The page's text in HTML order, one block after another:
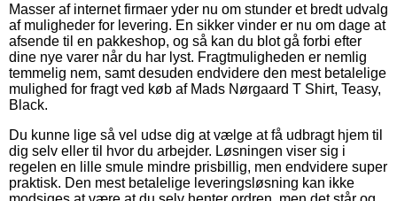
Masser af internet firmaer yder nu om stunder et bredt udvalg
af muligheder for levering. En sikker vinder er nu om dage at
afsende til en pakkeshop, og så kan du blot gå forbi efter
dine nye varer når du har lyst. Fragtmuligheden er nemlig
temmelig nem, samt desuden endvidere den mest betalelige
mulighed for fragt ved køb af Mads Nørgaard T Shirt, Teasy,
Black.
Du kunne lige så vel udse dig at vælge at få udbragt hjem til
dig selv eller til hvor du arbejder. Løsningen viser sig i
regelen en lille smule mindre prisbillig, men endvidere super
praktisk. Den mest betalelige leveringsløsning kan ikke